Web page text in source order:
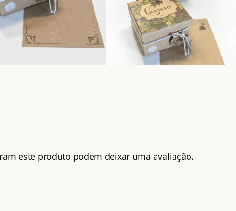
este produto podem deixar uma avaliação.